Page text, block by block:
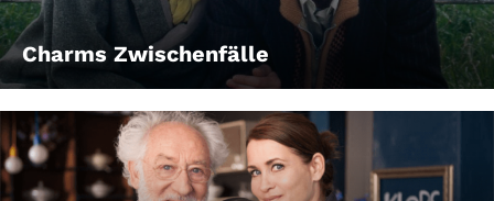
Charms Zwischenfälle